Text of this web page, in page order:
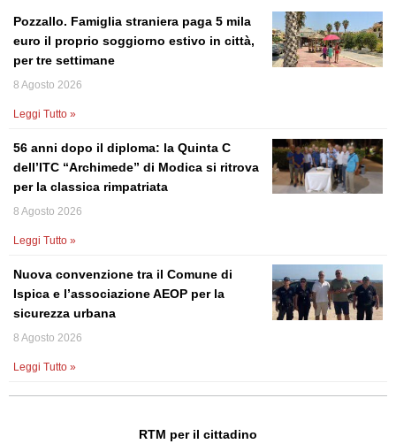
Pozzallo. Famiglia straniera paga 5 mila
euro il proprio soggiorno estivo in città,
per tre settimane
8 Agosto 2026
Leggi Tutto »
56 anni dopo il diploma: la Quinta C
dell’ITC “Archimede” di Modica si ritrova
per la classica rimpatriata
8 Agosto 2026
Leggi Tutto »
Nuova convenzione tra il Comune di
Ispica e l’associazione AEOP per la
sicurezza urbana
8 Agosto 2026
Leggi Tutto »
RTM per il cittadino